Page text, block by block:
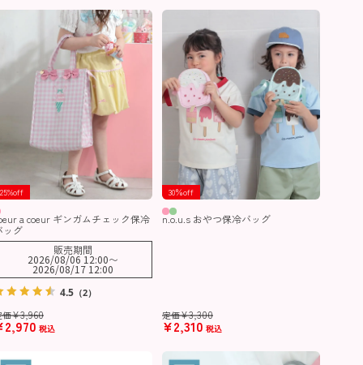
25%off
a coeur ギンガムチェック保冷
ッグ
価¥3,960
2,970 税込
4.5 （2）
販売期間
2026/08/06 12:00〜
2026/08/17 12:00
30％off
n.o.u.s おやつ保冷バッグ
定価¥3,300
¥2,310 税込